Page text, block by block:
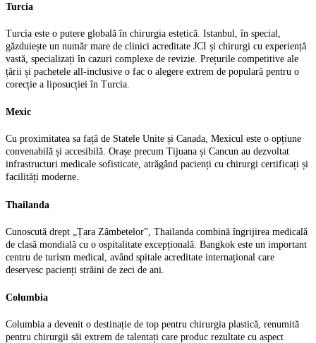
Turcia
Turcia este o putere globală în chirurgia estetică. Istanbul, în special,
găzduiește un număr mare de clinici acreditate JCI și chirurgi cu experiență
vastă, specializați în cazuri complexe de revizie. Prețurile competitive ale
țării și pachetele all-inclusive o fac o alegere extrem de populară pentru o
corecție a liposucției în Turcia.
Mexic
Cu proximitatea sa față de Statele Unite și Canada, Mexicul este o opțiune
convenabilă și accesibilă. Orașe precum Tijuana și Cancun au dezvoltat
infrastructuri medicale sofisticate, atrăgând pacienți cu chirurgi certificați și
facilități moderne.
Thailanda
Cunoscută drept „Țara Zâmbetelor”, Thailanda combină îngrijirea medicală
de clasă mondială cu o ospitalitate excepțională. Bangkok este un important
centru de turism medical, având spitale acreditate internațional care
deservesc pacienți străini de zeci de ani.
Columbia
Columbia a devenit o destinație de top pentru chirurgia plastică, renumită
pentru chirurgii săi extrem de talentați care produc rezultate cu aspect